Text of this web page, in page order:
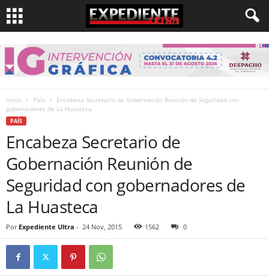
Inicio País
Encabeza Secretario de Gobernación Reunión de Seguridad con
gobernadores de La Huasteca
PAÍS
Encabeza Secretario de
Gobernación Reunión de
Seguridad con gobernadores de
La Huasteca
Por Expediente Ultra - 24 Nov, 2015 1562 0